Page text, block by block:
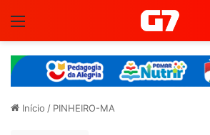
Início / PINHEIRO-MA